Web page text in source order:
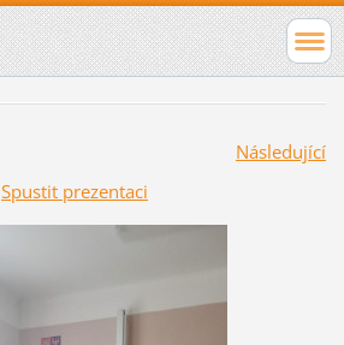
Následující
Spustit prezentaci